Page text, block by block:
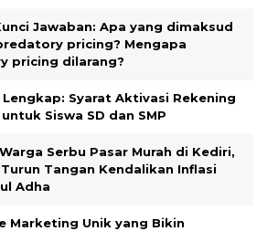
Jawaban: Apa yang dimaksud
pricing? Mengapa
pricing dilarang?
Lengkap: Syarat Aktivasi Rekening
Siswa SD dan SMP
Serbu Pasar Murah di Kediri,
Tangan Kendalikan Inflasi
Adha
Marketing Unik yang Bikin